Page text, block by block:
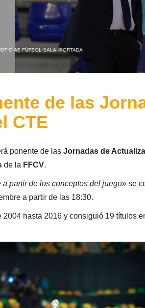
FÚTBOL SALA,PORTADA
de las
CTE
ponente de las Jornadas de
de la FFCV.
partir de los conceptos del juego»se
a partir de las 18:30.
hasta 2016 y consiguió 19 títulos